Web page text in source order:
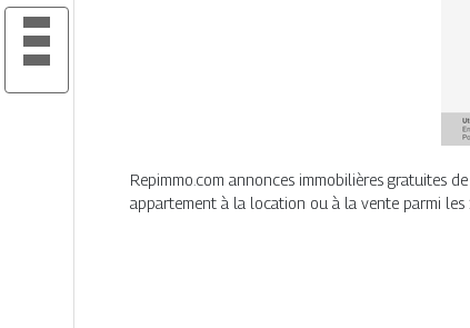
Repimmo.com annonces immobilières gratuites
appartement à la location ou à la vente parmi les